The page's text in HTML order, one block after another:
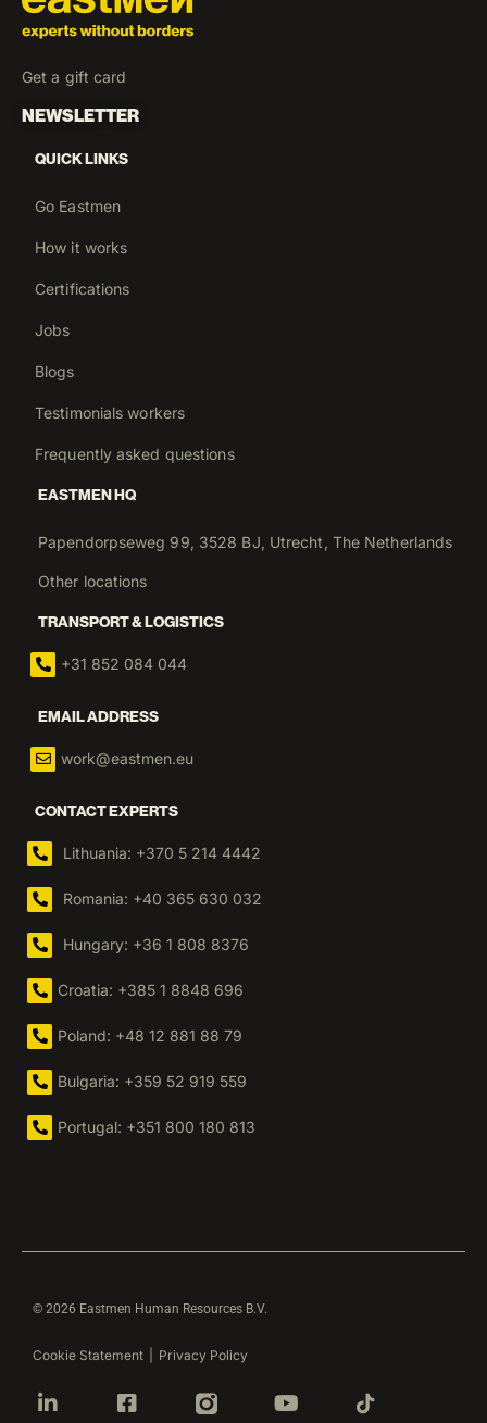
Get a gift card
NEWSLETTER
QUICK LINKS
Go Eastmen
How it works
Certifications
Jobs
Blogs
Testimonials workers
Frequently asked questions
EASTMEN HQ
Papendorpseweg 99, 3528 BJ, Utrecht, The Netherlands
Other locations
TRANSPORT & LOGISTICS
+31 852 084 044
EMAIL ADDRESS
work@eastmen.eu
CONTACT EXPERTS
Lithuania: +370 5 214 4442
Romania: +40 365 630 032
Hungary: +36 1 808 8376
Croatia: +385 1 8848 696
Poland: +48 12 881 88 79
Bulgaria: +359 52 919 559
Portugal: +351 800 180 813
© 2026 Eastmen Human Resources B.V.
Cookie Statement Privacy Policy